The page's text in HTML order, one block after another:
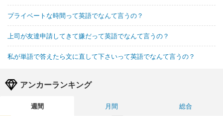
プライベートな時間って英語でなんて言うの？
上司が友達申請してきて嫌だって英語でなんて言うの？
私が単語で答えたら文に直して下さいって英語でなんて言うの？
アンカーランキング
週間 月間
総合